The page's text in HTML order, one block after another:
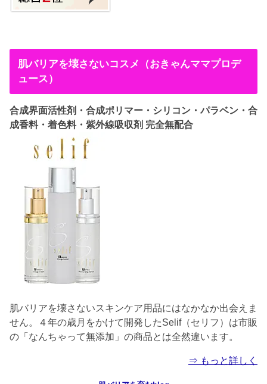
肌バリアを壊さないコスメ（おきゃんママプロデ
ュース）
合成界面活性剤・合成ポリマー・シリコン・パラベン・合
成香料・着色料・紫外線吸収剤 完全無配合
肌バリアを壊さないスキンケア用品にはなかなか出会えま
せん。４年の歳月をかけて開発したSelif（セリフ）は市販
の「なんちゃって無添加」の商品とは全然違います。
⇒ もっと詳しく